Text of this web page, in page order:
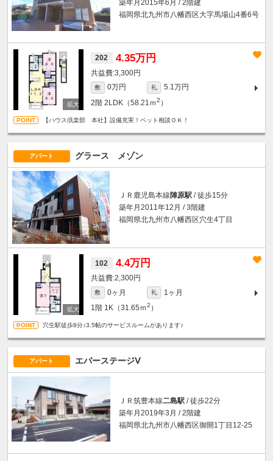
築年月2015年6月 / 2階建
福岡県北九州市八幡西区大字馬場山4番6号
202 4.35万円
3,300円
敷 0万円 礼
5.1万円
2階 2LDK（58.21ｍ2 ）
【ハウス倶楽部 本社】設備充実！ペット相談ＯＫ！
アパート グラース メゾン
ＪＲ鹿児島本線 陣原駅 / 徒歩15分
築年月2011年12月 / 3階建
福岡県北九州市八幡西区穴生4丁目
102 4.4万円
2,300円
敷 0ヶ月 礼
1ヶ月
1階 1K（31.65ｍ2 ）
穴生駅徒歩8分♪3.5帖のサービスルームがあります♪
アパート エバーステージⅤ
ＪＲ筑豊本線二島駅 / 徒歩22分
築年月2019年3月 / 2階建
福岡県北九州市八幡西区御開1丁目12-25